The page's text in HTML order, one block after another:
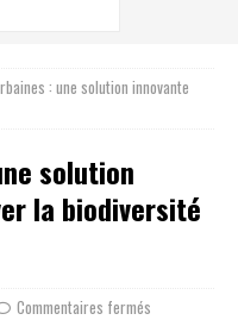
: une solution innovante
solution
la biodiversité
Commentaires fermés